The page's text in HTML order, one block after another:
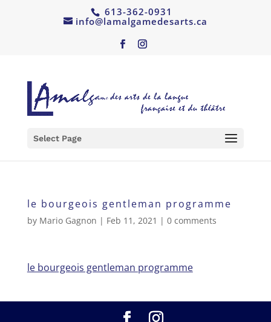
613-362-0931
info@lamalgamedesarts.ca
Select Page
le bourgeois gentleman programme
by Mario Gagnon | Feb 11, 2021 | 0 comments
le bourgeois gentleman programme